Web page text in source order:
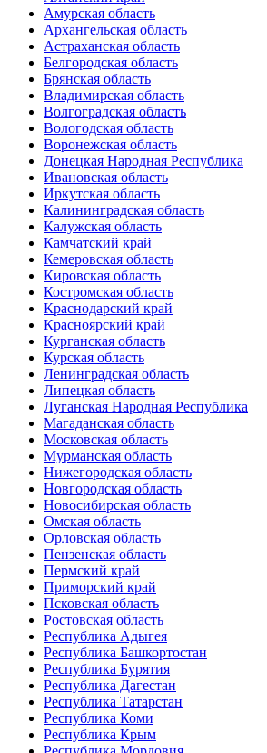
Амурская область
Архангельская область
Астраханская область
Белгородская область
Брянская область
Владимирская область
Волгоградская область
Вологодская область
Воронежская область
Донецкая Народная Республика
Ивановская область
Иркутская область
Калининградская область
Калужская область
Камчатский край
Кемеровская область
Кировская область
Костромская область
Краснодарский край
Красноярский край
Курганская область
Курская область
Ленинградская область
Липецкая область
Луганская Народная Республика
Магаданская область
Московская область
Мурманская область
Нижегородская область
Новгородская область
Новосибирская область
Омская область
Орловская область
Пензенская область
Пермский край
Приморский край
Псковская область
Ростовская область
Республика Адыгея
Республика Башкортостан
Республика Бурятия
Республика Дагестан
Республика Татарстан
Республика Коми
Республика Крым